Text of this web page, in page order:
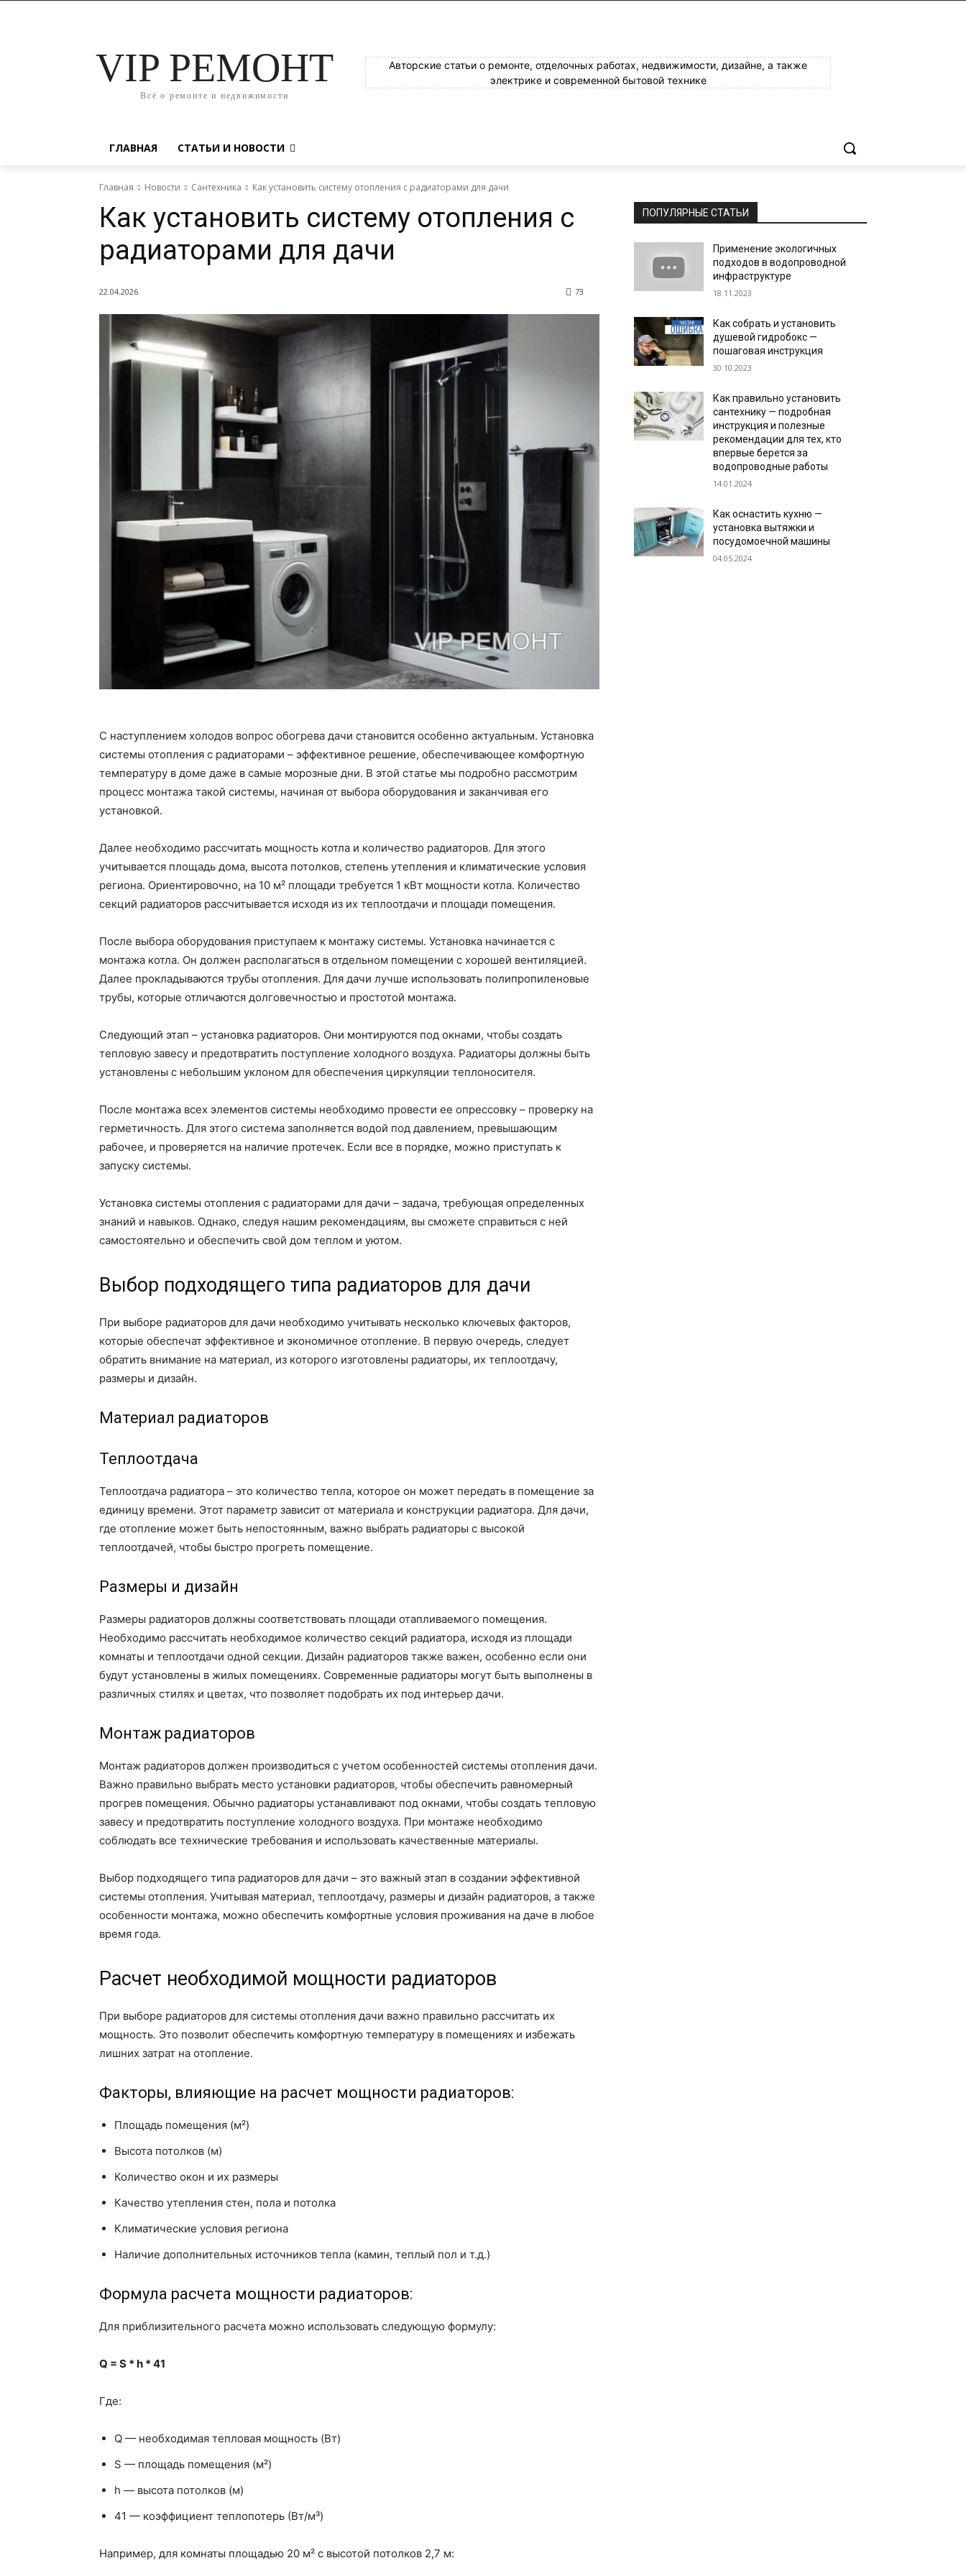
VIP РЕМОНТ
Всё о ремонте и недвижимости
Авторские статьи о ремонте, отделочных работах, недвижимости, дизайне, а также
электрике и современной бытовой технике
ГЛАВНАЯ СТАТЬИ И НОВОСТИ
Главная Новости Сантехника Как установить систему отопления с радиаторами для дачи
Как установить систему отопления с
радиаторами для дачи
22.04.2026 73
С наступлением холодов вопрос обогрева дачи становится особенно актуальным. Установка
системы отопления с радиаторами – эффективное решение, обеспечивающее комфортную
температуру в доме даже в самые морозные дни. В этой статье мы подробно рассмотрим
процесс монтажа такой системы, начиная от выбора оборудования и заканчивая его
установкой.
Далее необходимо рассчитать мощность котла и количество радиаторов. Для этого
учитывается площадь дома, высота потолков, степень утепления и климатические условия
региона. Ориентировочно, на 10 м² площади требуется 1 кВт мощности котла. Количество
секций радиаторов рассчитывается исходя из их теплоотдачи и площади помещения.
После выбора оборудования приступаем к монтажу системы. Установка начинается с
монтажа котла. Он должен располагаться в отдельном помещении с хорошей вентиляцией.
Далее прокладываются трубы отопления. Для дачи лучше использовать полипропиленовые
трубы, которые отличаются долговечностью и простотой монтажа.
Следующий этап – установка радиаторов. Они монтируются под окнами, чтобы создать
тепловую завесу и предотвратить поступление холодного воздуха. Радиаторы должны быть
установлены с небольшим уклоном для обеспечения циркуляции теплоносителя.
После монтажа всех элементов системы необходимо провести ее опрессовку – проверку на
герметичность. Для этого система заполняется водой под давлением, превышающим
рабочее, и проверяется на наличие протечек. Если все в порядке, можно приступать к
запуску системы.
Установка системы отопления с радиаторами для дачи – задача, требующая определенных
знаний и навыков. Однако, следуя нашим рекомендациям, вы сможете справиться с ней
самостоятельно и обеспечить свой дом теплом и уютом.
Выбор подходящего типа радиаторов для дачи
При выборе радиаторов для дачи необходимо учитывать несколько ключевых факторов,
которые обеспечат эффективное и экономичное отопление. В первую очередь, следует
обратить внимание на материал, из которого изготовлены радиаторы, их теплоотдачу,
размеры и дизайн.
Материал радиаторов
Теплоотдача
Теплоотдача радиатора – это количество тепла, которое он может передать в помещение за
единицу времени. Этот параметр зависит от материала и конструкции радиатора. Для дачи,
где отопление может быть непостоянным, важно выбрать радиаторы с высокой
теплоотдачей, чтобы быстро прогреть помещение.
Размеры и дизайн
Размеры радиаторов должны соответствовать площади отапливаемого помещения.
Необходимо рассчитать необходимое количество секций радиатора, исходя из площади
комнаты и теплоотдачи одной секции. Дизайн радиаторов также важен, особенно если они
будут установлены в жилых помещениях. Современные радиаторы могут быть выполнены в
различных стилях и цветах, что позволяет подобрать их под интерьер дачи.
Монтаж радиаторов
Монтаж радиаторов должен производиться с учетом особенностей системы отопления дачи.
Важно правильно выбрать место установки радиаторов, чтобы обеспечить равномерный
прогрев помещения. Обычно радиаторы устанавливают под окнами, чтобы создать тепловую
завесу и предотвратить поступление холодного воздуха. При монтаже необходимо
соблюдать все технические требования и использовать качественные материалы.
Выбор подходящего типа радиаторов для дачи – это важный этап в создании эффективной
системы отопления. Учитывая материал, теплоотдачу, размеры и дизайн радиаторов, а также
особенности монтажа, можно обеспечить комфортные условия проживания на даче в любое
время года.
Расчет необходимой мощности радиаторов
При выборе радиаторов для системы отопления дачи важно правильно рассчитать их
мощность. Это позволит обеспечить комфортную температуру в помещениях и избежать
лишних затрат на отопление.
Факторы, влияющие на расчет мощности радиаторов:
Площадь помещения (м²)
Высота потолков (м)
Количество окон и их размеры
Качество утепления стен, пола и потолка
Климатические условия региона
Наличие дополнительных источников тепла (камин, теплый пол и т.д.)
Формула расчета мощности радиаторов:
Для приблизительного расчета можно использовать следующую формулу:
Q = S * h * 41
Где:
Q — необходимая тепловая мощность (Вт)
S — площадь помещения (м²)
h — высота потолков (м)
41 — коэффициент теплопотерь (Вт/м³)
Например, для комнаты площадью 20 м² с высотой потолков 2,7 м:
ПОПУЛЯРНЫЕ СТАТЬИ
Применение экологичных
подходов в водопроводной
инфраструктуре
18.11.2023
Как собрать и установить
душевой гидробокс —
пошаговая инструкция
30.10.2023
Как правильно установить
сантехнику — подробная
инструкция и полезные
рекомендации для тех, кто
впервые берется за
водопроводные работы
14.01.2024
Как оснастить кухню —
установка вытяжки и
посудомоечной машины
04.05.2024